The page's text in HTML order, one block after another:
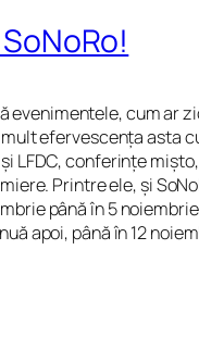
evenimentele, cum ar
efervescența asta
LFDC, conferințe
Printre ele, și
până în 5
apoi, până în 12